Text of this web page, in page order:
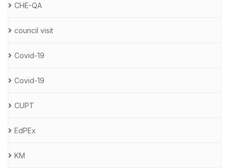
CHE-QA
council visit
Covid-19
Covid-19
CUPT
EdPEx
KM